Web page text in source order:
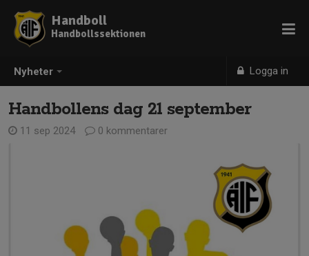
Nyheter Logga in
Handboll
Handbollssektionen
Handbollens dag 21 september
11 sep 2024 0 kommentarer